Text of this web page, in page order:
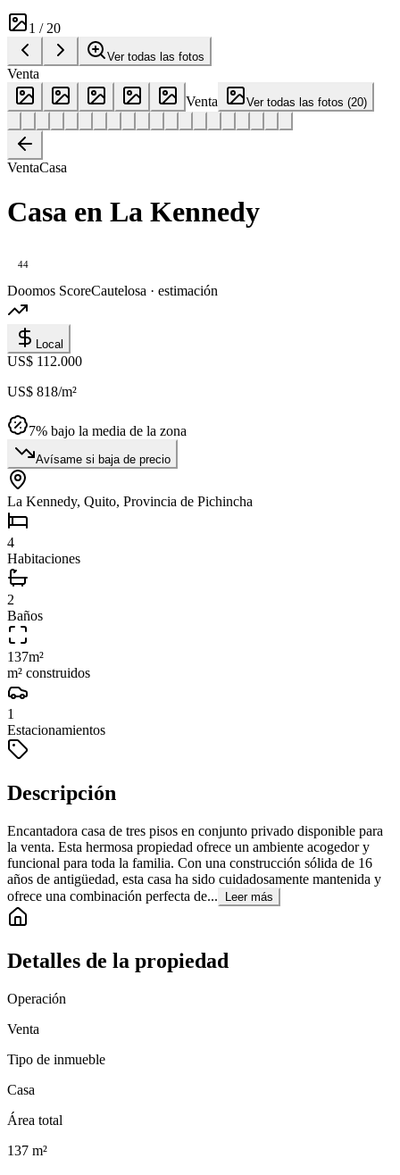
1 /20
Ver todas las fotos
Venta
Venta
Ver todas las fotos (20)
VentaCasa
Casa en La Kennedy
44
Doomos ScoreCautelosa · estimación
Local
US$ 112.000
US$ 818/m²
7% bajo la media de la zona
Avísame si baja de precio
La Kennedy, Quito, Provincia de Pichincha
4
Habitaciones
2
Baños
137m²
m² construidos
1
Estacionamientos
Descripción
Encantadora casa de tres pisos en conjunto privado disponible para
la venta. Esta hermosa propiedad ofrece un ambiente acogedor y
funcional para toda la familia. Con una construcción sólida de 16
años de antigüedad, esta casa ha sido cuidadosamente mantenida y
ofrece una combinación perfecta de...
Leer más
Detalles de la propiedad
Operación
Venta
Tipo de inmueble
Casa
Área total
137 m²